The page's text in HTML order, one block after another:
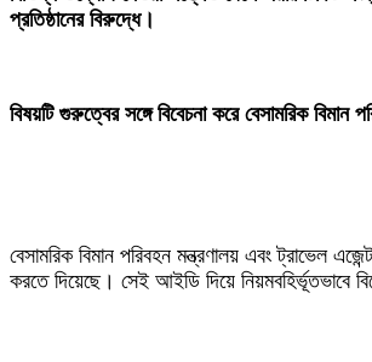
প্রতিষ্ঠানের বিরুদ্ধে।
‎বিষয়টি গুরুত্বের সঙ্গে বিবেচনা করে বেসামরিক
‎বেসামরিক বিমান পরিবহন মন্ত্রণালয় এবং ট্রাভেল
করতে দিয়েছে। সেই আইডি দিয়ে নিয়মবহির্ভূতভাবে